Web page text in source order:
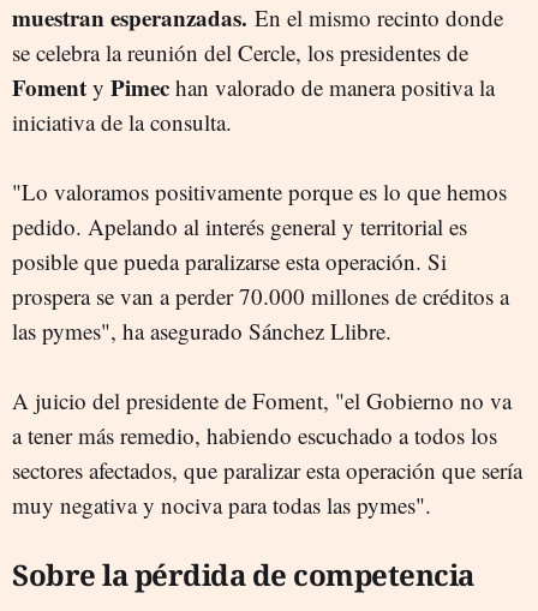
muestran esperanzadas. En el mismo recinto donde
se celebra la reunión del Cercle, los presidentes de
Foment y Pimec han valorado de manera positiva la
iniciativa de la consulta.
"Lo valoramos positivamente porque es lo que hemos
pedido. Apelando al interés general y territorial es
posible que pueda paralizarse esta operación. Si
prospera se van a perder 70.000 millones de créditos a
las pymes", ha asegurado Sánchez Llibre.
A juicio del presidente de Foment, "el Gobierno no va
a tener más remedio, habiendo escuchado a todos los
sectores afectados, que paralizar esta operación que sería
muy negativa y nociva para todas las pymes".
Sobre la pérdida de competencia